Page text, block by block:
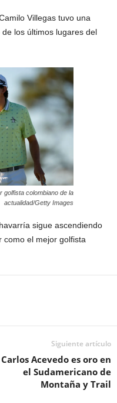
Villegas tuvo una
los últimos lugares del
golfista colombiano de la
actualidad/Getty Images
sigue ascendiendo
como el mejor golfista
Siguiente artículo
Carlos Acevedo es oro en
el Sudamericano de
Montaña y Trail